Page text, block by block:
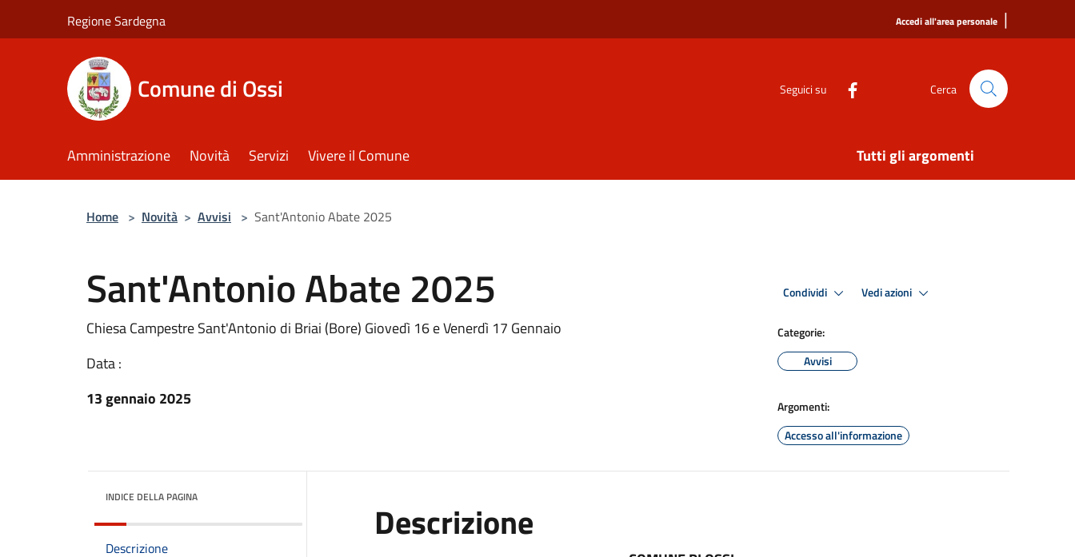
Regione Sardegna Accedi all'area personale |
Comune di Ossi Seguici su Cerca
Amministrazione Novità Servizi Vivere il Comune Tutti gli argomenti
Home > Novità > Avvisi > Sant'Antonio Abate 2025
Sant'Antonio Abate 2025
Chiesa Campestre Sant'Antonio di Briai (Bore) Giovedì 16 e Venerdì 17 Gennaio
Data :
13 gennaio 2025
Condividi Vedi azioni
Categorie:
Avvisi
Argomenti:
Accesso all'informazione
INDICE DELLA PAGINA
Descrizione
Descrizione